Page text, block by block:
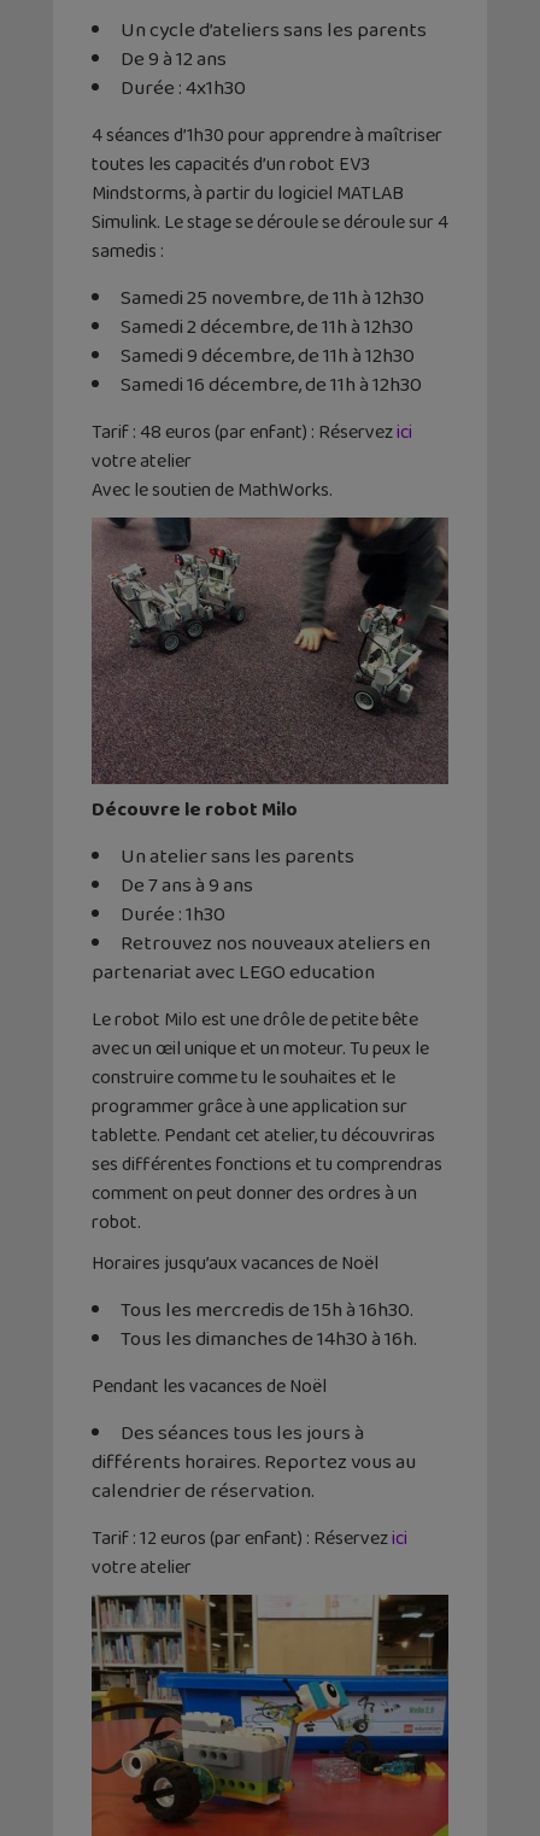
Un cycle d’ateliers sans les parents
De 9 à 12 ans
Durée : 4x1h30
4 séances d’1h30 pour apprendre à maîtriser
toutes les capacités d’un robot EV3
Mindstorms, à partir du logiciel MATLAB
Simulink. Le stage se déroule se déroule sur 4
samedis :
Samedi 25 novembre, de 11h à 12h30
Samedi 2 décembre, de 11h à 12h30
Samedi 9 décembre, de 11h à 12h30
Samedi 16 décembre, de 11h à 12h30
Tarif : 48 euros (par enfant) : Réservezici
votre atelier
Avec le soutien de MathWorks.
Découvre le robot Milo
Un atelier sans les parents
De 7 ans à 9 ans
Durée : 1h30
Retrouvez nos nouveaux ateliers en
partenariat avec LEGO education
Le robot Milo est une drôle de petite bête
avec un œil unique et un moteur. Tu peux le
construire comme tu le souhaites et le
programmer grâce à une application sur
tablette. Pendant cet atelier, tu découvriras
ses différentes fonctions et tu comprendras
comment on peut donner des ordres à un
robot.
Horaires jusqu’aux vacances de Noël
Tous les mercredis de 15h à 16h30.
Tous les dimanches de 14h30 à 16h.
Pendant les vacances de Noël
Des séances tous les jours à
différents horaires. Reportez vous au
calendrier de réservation.
Tarif : 12 euros (par enfant) : Réservezici
votre atelier